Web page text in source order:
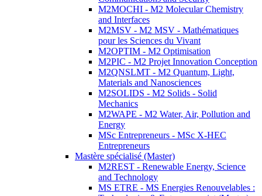
M2MOCHI - M2 Molecular Chemistry
and Interfaces
M2MSV - M2 MSV - Mathématiques
pour les Sciences du Vivant
M2OPTIM - M2 Optimisation
M2PIC - M2 Projet Innovation Conception
M2QNSLMT - M2 Quantum, Light,
Materials and Nanosciences
M2SOLIDS - M2 Solids - Solid
Mechanics
M2WAPE - M2 Water, Air, Pollution and
Energy
MSc Entrepreneurs - MSc X-HEC
Entrepreneurs
Mastère spécialisé (Master)
M2REST - Renewable Energy, Science
and Technology
MS ETRE - MS Energies Renouvelables :